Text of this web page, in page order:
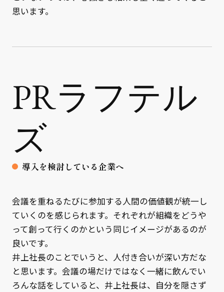
思います。
PRラフテル
ズ
導入を検討している企業へ
会議を重ねるたびに参加する人間の価値観が統一し
ていくのを感じられます。それぞれが組織をどうや
って創って行くのかという同じイメージがあるのが
良いです。
井上社長のことでいうと、人付き合いが深い方だな
と思います。会議の場だけではなく一緒に飲んでい
ろんな話をしていると、井上社長は、自分を隠さず